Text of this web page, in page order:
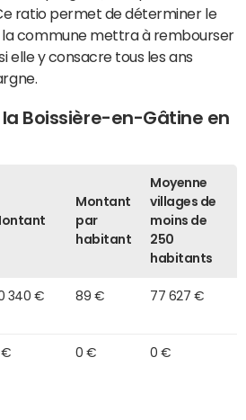
ratio permet de déterminer le
la commune mettra à rembourser
elle y consacre tous les ans
Boissière-en-Gâtine en
Montant
par
habitant
Moyenne
villages de
moins de
250
habitants
340 € 89 € 77 627 €
€ 0 € 0 €